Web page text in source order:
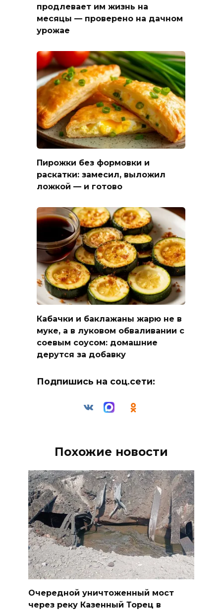
продлевает им жизнь на
месяцы — проверено на дачном
урожае
Пирожки без формовки и
раскатки: замесил, выложил
ложкой — и готово
Кабачки и баклажаны жарю не в
муке, а в луковом обваливании с
соевым соусом: домашние
дерутся за добавку
Подпишись на соц.сети:
Похожие новости
Очередной уничтоженный мост
через реку Казенный Торец в